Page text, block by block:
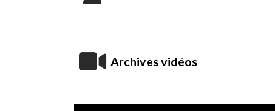
Archives vidéos